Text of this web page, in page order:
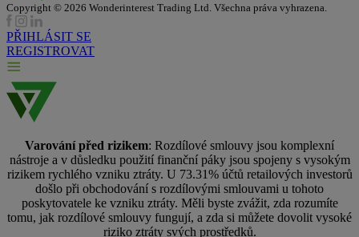
Copyright © 2026 Wonderinterest Trading Ltd. Všechna práva vyhrazena.
PŘIHLÁSIT SE
REGISTROVAT
Varování před rizikem: Rozdílové smlouvy jsou komplexní
nástroje a v důsledku použití finanční páky jsou spojeny s vysokým
rizikem rychlého vzniku ztráty. U 73.31% účtů retailových investorů
došlo při obchodování s rozdílovými smlouvami u tohoto
poskytovatele ke vzniku ztráty. Měli byste zvážit, zda rozumíte
tomu, jak rozdílové smlouvy fungují, a zda si můžete dovolit vysoké
riziko ztráty svých prostředků.